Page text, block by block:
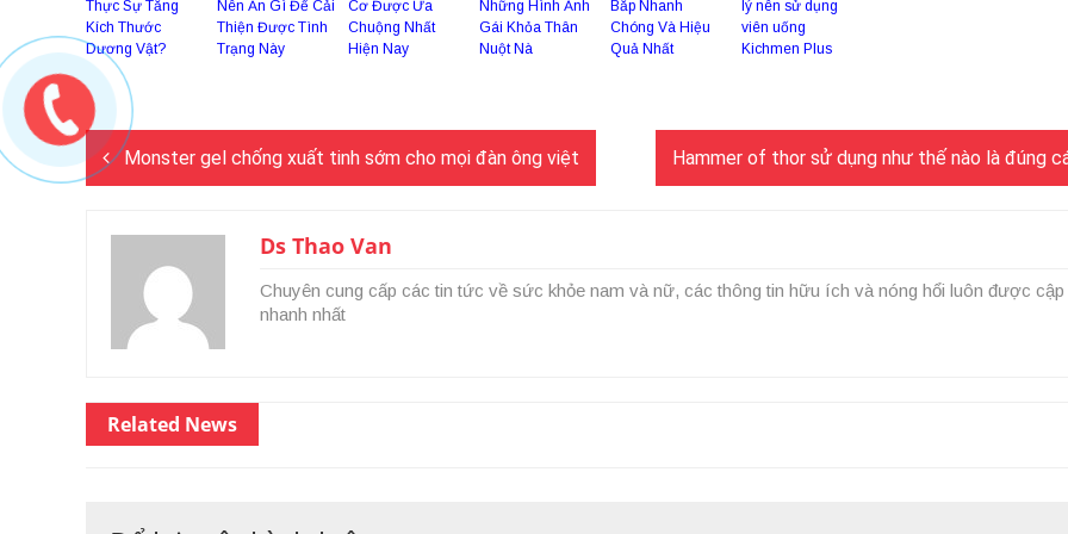
Thực Sự Tăng
Kích Thước
Dương Vật?
Nên Ăn Gì Để Cải
Thiện Được Tình
Trạng Này
Cơ Được Ưa
Chuộng Nhất
Hiện Nay
Những Hình Ảnh
Gái Khỏa Thân
Nuột Nà
Bắp Nhanh
Chóng Và Hiệu
Quả Nhất
lý nên sử dụng
viên uống
Kichmen Plus
Điều
hướng
bài
viết
Monster gel chống xuất tinh sớm cho mọi đàn ông việt Hammer of thor sử dụng như thế nào là đúng
Ds Thao Van
Chuyên cung cấp các tin tức về sức khỏe nam và nữ, các thông tin hữu ích và nóng hổi luôn được cập
nhanh nhất
Related News